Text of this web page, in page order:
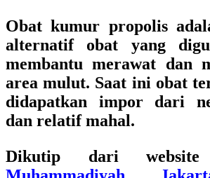
Obat kumur propolis
alternatif obat yang
membantu merawat dan
area mulut. Saat ini obat
didapatkan impor dari
dan relatif mahal.
Dikutip dari